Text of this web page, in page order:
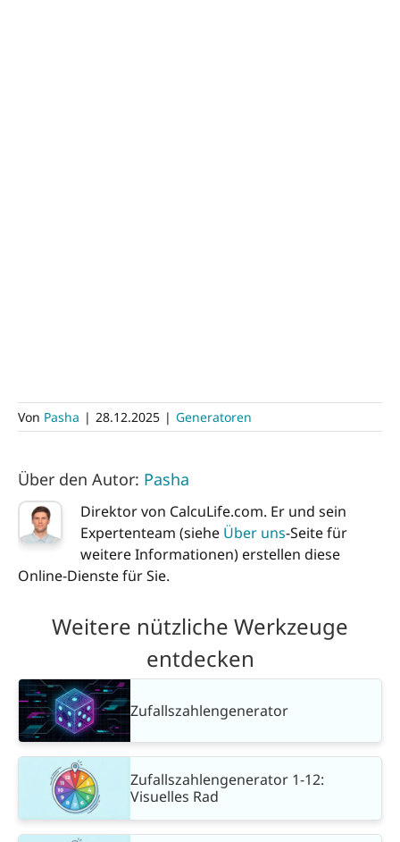
Von Pasha | 28.12.2025 | Generatoren
Über den Autor: Pasha
Direktor von CalcuLife.com. Er und sein
Expertenteam (siehe Über uns-Seite für
weitere Informationen) erstellen diese
Online-Dienste für Sie.
Weitere nützliche Werkzeuge
entdecken
Zufallszahlengenerator
Zufallszahlengenerator 1-12:
Visuelles Rad